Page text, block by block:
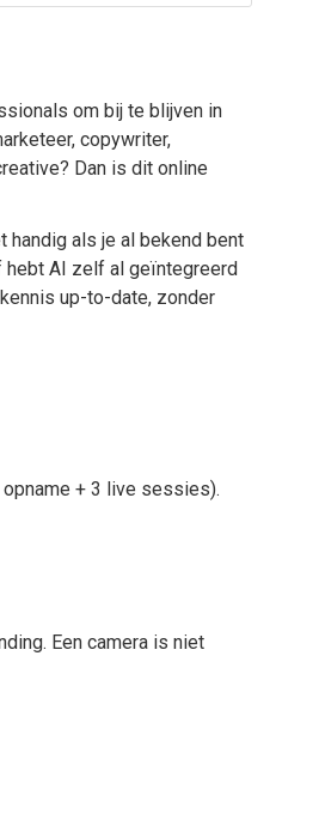
om bij te blijven in
copywriter,
Dan is dit online
handig als je al bekend bent
AI zelf al geïntegreerd
up-to-date, zonder
+ 3 live sessies).
Een camera is niet